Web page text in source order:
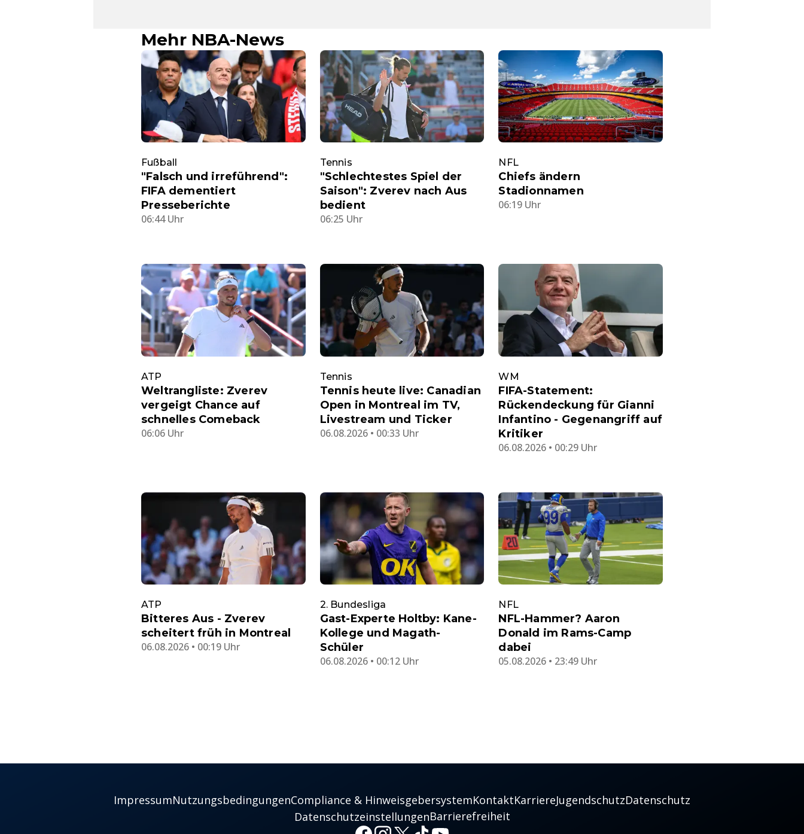
Mehr NBA-News
Fußball
"Falsch und irreführend":
FIFA dementiert
Presseberichte
06:44 Uhr
Tennis
"Schlechtestes Spiel der
Saison": Zverev nach Aus
bedient
06:25 Uhr
NFL
Chiefs ändern
Stadionnamen
06:19 Uhr
ATP
Weltrangliste: Zverev
vergeigt Chance auf
schnelles Comeback
06:06 Uhr
Tennis
Tennis heute live: Canadian
Open in Montreal im TV,
Livestream und Ticker
06.08.2026 • 00:33 Uhr
WM
FIFA-Statement:
Rückendeckung für Gianni
Infantino - Gegenangriff auf
Kritiker
06.08.2026 • 00:29 Uhr
ATP
Bitteres Aus - Zverev
scheitert früh in Montreal
06.08.2026 • 00:19 Uhr
2. Bundesliga
Gast-Experte Holtby: Kane-
Kollege und Magath-
Schüler
06.08.2026 • 00:12 Uhr
NFL
NFL-Hammer? Aaron
Donald im Rams-Camp
dabei
05.08.2026 • 23:49 Uhr
ImpressumNutzungsbedingungenCompliance & HinweisgebersystemKontaktKarriereJugendschutzDatenschutz
DatenschutzeinstellungenBarrierefreiheit